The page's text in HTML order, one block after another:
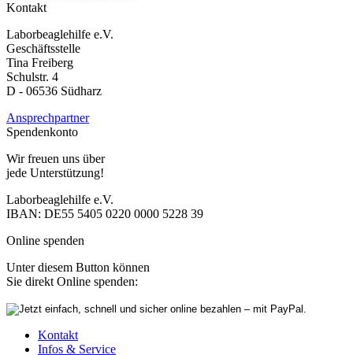
Kontakt
Laborbeaglehilfe e.V.
Geschäftsstelle
Tina Freiberg
Schulstr. 4
D - 06536 Südharz
Ansprechpartner
Spendenkonto
Wir freuen uns über
jede Unterstützung!
Laborbeaglehilfe e.V.
IBAN: DE55 5405 0220 0000 5228 39
Online spenden
Unter diesem Button können
Sie direkt Online spenden:
Kontakt
Infos & Service